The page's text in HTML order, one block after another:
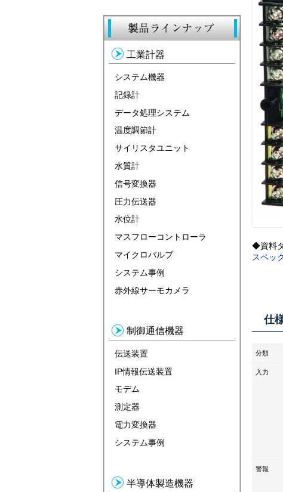
◆資料
スペッ
仕
分類
入力
警報
工業計器
システム機器
記録計
データ処理システム
温度調節計
サイリスタユニット
水質計
信号変換器
圧力伝送器
水位計
マスフローコントローラ
マイクロバルブ
システム事例
赤外線サーモカメラ
制御通信機器
伝送装置
IP情報伝送装置
モデム
測定器
電力変換器
システム事例
半導体製造機器